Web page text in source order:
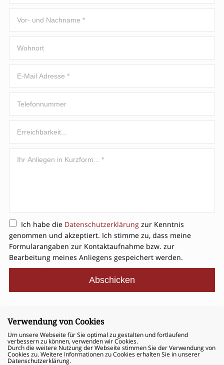
Verwendung von Cookies
Um unsere Webseite für Sie optimal zu gestalten und fortlaufend
verbessern zu können, verwenden wir Cookies.
Durch die weitere Nutzung der Webseite stimmen Sie der Verwendung von
Cookies zu. Weitere Informationen zu Cookies erhalten Sie in unserer
Datenschutzerklärung.
© 2026 - Dr. Granzin Rechtsanwälte
Ich habe die Datenschutzerklärungzur Kenntnis
genommen und akzeptiert. Ich stimme zu, dass meine
Formularangaben zur Kontaktaufnahme bzw. zur
Bearbeitung meines Anliegens gespeichert werden.